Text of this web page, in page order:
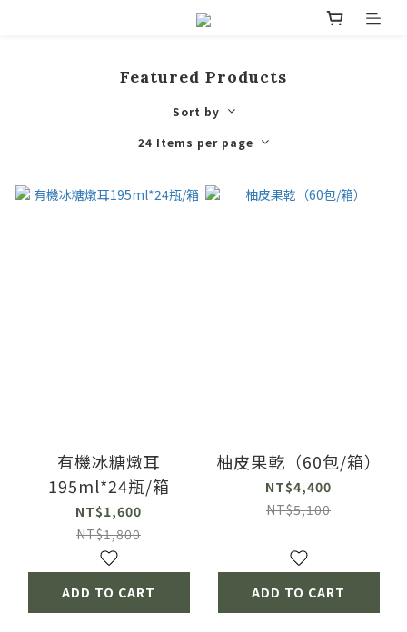
Featured Products
Sort by
24 Items per page
有機冰糖燉耳
195ml*24瓶/箱
NT$1,600
NT$1,800
ADD TO CART
柚皮果乾（60包/箱）
NT$4,400
NT$5,100
ADD TO CART